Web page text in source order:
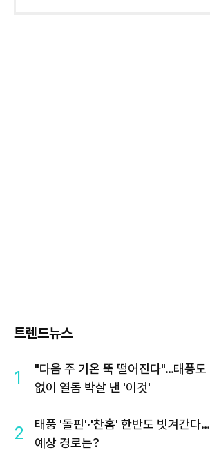
트렌드뉴스
1
"다음 주 기온 뚝 떨어진다"…태풍도
없이 열돔 박살 낸 '이것'
2
태풍 '돌핀'·'찬홈' 한반도 빗겨간다…
예상 경로는?